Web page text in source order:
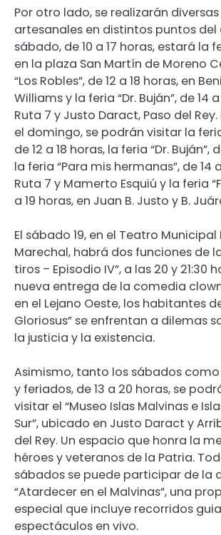
Por otro lado, se realizarán
artesanales en distintos puntos del
sábado, de 10 a 17 horas, estará la
en la plaza San Martín de Moreno
“Los Robles”, de 12 a 18 horas, en
Williams y la feria “Dr. Buján”, de 14
Ruta 7 y Justo Daract, Paso del
el domingo, se podrán visitar la feria
de 12 a 18 horas, la feria “Dr. Buján”,
la feria “Para mis hermanas”, de 14
Ruta 7 y Mamerto Esquiú y la feria
a 19 horas, en Juan B. Justo y B.
El sábado 19, en el Teatro
Marechal, habrá dos funciones de
tiros – Episodio IV”, a las 20 y 21:30
nueva entrega de la comedia
en el Lejano Oeste, los habitantes
Gloriosus” se enfrentan a dilemas
la justicia y la existencia.
Asimismo, tanto los sábados
y feriados, de 13 a 20 horas, se
visitar el “Museo Islas Malvinas e
Sur”, ubicado en Justo Daract y
del Rey. Un espacio que honra la
héroes y veteranos de la Patria.
sábados se puede participar de la
“Atardecer en el Malvinas”, una
especial que incluye recorridos
espectáculos en vivo.